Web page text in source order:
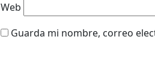
Web
Guarda mi nombre, correo